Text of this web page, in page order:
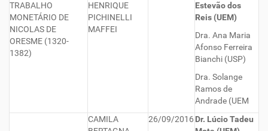
TRABALHO
MONETÁRIO DE
NICOLAS DE
ORESME (1320-
1382)
HENRIQUE
PICHINELLI
MAFFEI
Estevão dos
Reis (UEM)
Dra. Ana Maria
Afonso Ferreira
Bianchi (USP)
Dra. Solange
Ramos de
Andrade (UEM
CAMILA
26/09/2016 Dr. Lúcio Tadeu